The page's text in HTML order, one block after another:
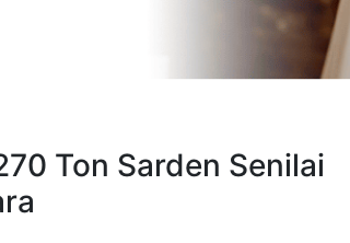
Ton Sarden Senilai